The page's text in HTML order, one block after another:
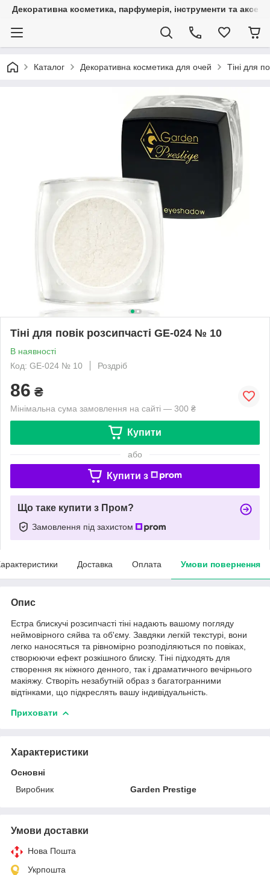
Декоративна косметика, парфумерія, інструменти та
Каталог Декоративна косметика для очей Тіні для
Тіні для повік розсипчасті GE-024 № 10
В наявності
Код: GE-024 № 10
Роздріб
86 ₴
Мінімальна сума замовлення на сайті — 300 ₴
Купити
або
Купити з
Що таке купити з Пром?
Замовлення під захистом
Доставка Оплата Умови повернення
Опис
Естра блискучі розсипчасті тіні надають вашому погляду
неймовірного сяйва та об'єму. Завдяки легкій текстурі, вони
легко наносяться та рівномірно розподіляються по повіках,
створюючи ефект розкішного блиску. Тіні підходять для
створення як ніжного денного, так і драматичного вечірнього
макіяжу. Створіть незабутній образ з багатогранними
відтінками, що підкреслять вашу індивідуальність.
Приховати
Характеристики
Основні
Виробник
Garden Prestige
Умови доставки
Нова Пошта
Укрпошта